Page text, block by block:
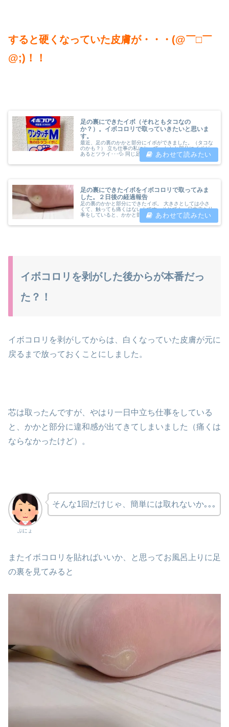
すると硬くなっていた皮膚が・・・(@￣□￣
@;)！！
足の裏にできたイボ（それともタコなの
か？）。イボコロリで取っていきたいと思いま
す。
最近、足の裏のかかと部分にイボができました。（タコな
のかも？） 立ち仕事の私にとって、かかと部分にイボが
あるとツライ･･･💦 同じ足の小指と小指の下の脇には魚の
目があるんだけど、そこは立ち仕事に支障がなく、長年放
置しちゃってます(^▽^;)...
足の裏にできたイボをイボコロリで取ってみま
した。２日後の経過報告
足の裏のかかと部分にできたイボ。 大きさとしては小さ
くて、触っても痛くはないんです。それでも一日中立ち仕
事をしていると、かかと部分が痛くなってきて、仕事が終
わる頃には足全体がツライ･･･ 『早いうちに取るようにす
れば、治りも早いかも！』とイ...
イボコロリを剥がした後からが本番だっ
た？！
イボコロリを剥がしてからは、白くなっていた皮膚が元に
戻るまで放っておくことにしました。
芯は取ったんですが、やはり一日中立ち仕事をしている
と、かかと部分に違和感が出てきてしまいました（痛くは
ならなかったけど）。
ぷにょ
そんな1回だけじゃ、簡単には取れないか｡｡｡
またイボコロリを貼ればいいか、と思ってお風呂上りに足
の裏を見てみると